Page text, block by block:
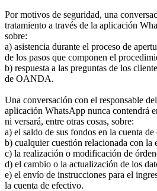
Por motivos de seguridad, una
tratamiento a través de la aplicación
sobre:
a) asistencia durante el proceso de
de los pasos que componen el
b) respuesta a las preguntas de los
de OANDA.
Una conversación con el responsable
aplicación WhatsApp nunca contendrá
ni versará, entre otras cosas, sobre:
a) el saldo de sus fondos en la cuenta
b) cualquier cuestión relacionada con la
c) la realización o modificación de
d) el cambio o la actualización de los
e) el envío de instrucciones para el
la cuenta de efectivo.